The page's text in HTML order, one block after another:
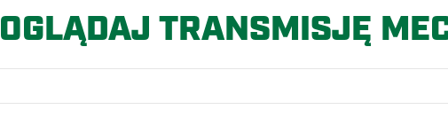
OGLĄDAJ TRANSMISJĘ